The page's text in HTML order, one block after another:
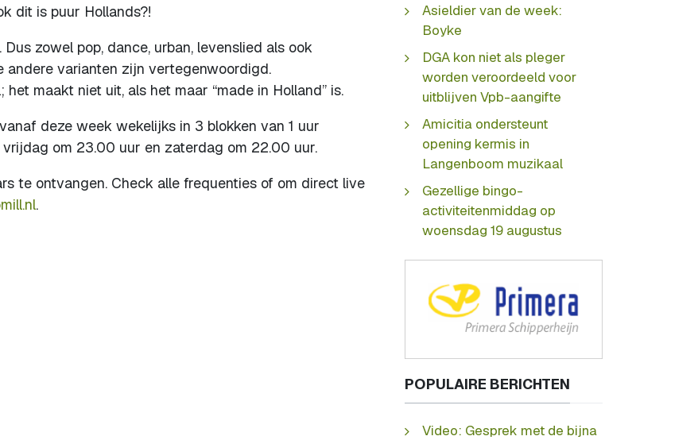
dit is puur Hollands?!
zowel pop, dance, urban, levenslied als ook
andere varianten zijn vertegenwoordigd.
maakt niet uit, als het maar “made in Holland” is.
deze week wekelijks in 3 blokken van 1 uur
om 23.00 uur en zaterdag om 22.00 uur.
te ontvangen. Check alle frequenties of om direct live
.
Asieldier van de week:
Boyke
DGA kon niet als pleger
worden veroordeeld voor
uitblijven Vpb-aangifte
Amicitia ondersteunt
opening kermis in
Langenboom muzikaal
Gezellige bingo-
activiteitenmiddag op
woensdag 19 augustus
POPULAIRE BERICHTEN
Video: Gesprek met de bijna